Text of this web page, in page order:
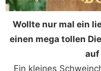
Wollte nur mal ein
einen mega tollen
auf
Ein kleines